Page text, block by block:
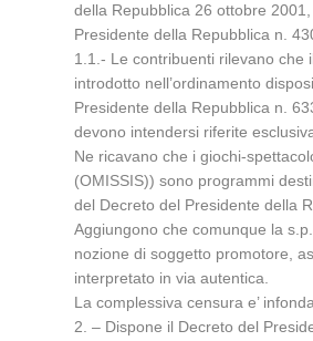
della Repubblica 26 ottobre
Presidente della Repubblica n.
1.1.- Le contribuenti rilevano che
introdotto nell’ordinamento
Presidente della Repubblica n.
devono intendersi riferite
Ne ricavano che i giochi-
(OMISSIS)) sono programmi
del Decreto del Presidente della
Aggiungono che comunque la
nozione di soggetto promotore,
interpretato in via autentica.
La complessiva censura e’
2. – Dispone il Decreto del